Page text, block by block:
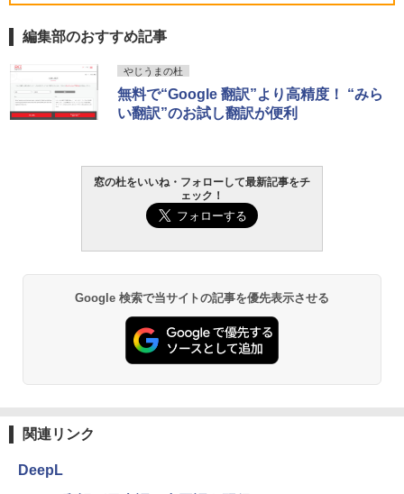
Robloxギフトカード - 800 Robux 【限
定バーチャルアイテムを含む】 【オンラ
インゲームコード】 ロブロックス | オン
ラインコード版
Microsoft Office Home & Business 202
4(最新 永続版)|オンラインコード版|Wind
ows11、10/mac対応|PC2台
定バーチャルアイテムを含む】 【オンラ
インゲームコード】 ロブロックス | オン
ラインコード版
生成AIパスポート公式テキスト 第４版
￥1,766
AIイラスト表現辞典: 思い通りの絵を引き
出す プロンプトの言葉 AI画像生成シリー
ズ (はぴーイラストLabo)
ClaudeCode いちばんやさしい 教科書:
方 マニュアル AI副業にもコンテンツ作成
にもKindle出版にも！ 非エンジニアのた
めのAIコーディング入門シリーズ
￥99
Amazon Kindle Paperwhite (16GB) 7イ
ンチディスプレイ、色調調節ライト、12
週間持続バッテリー、広告なし、ブラッ
ク
Amazon Kindle - 目に優しい、かさばら
ない、大きな画面で読みやすい、6週間持
続バッテリー、6インチディスプレイ電子
￥19,980
Kindle Paperwhite シグニチャーエディ
ション (32GB) 7インチディスプレイ、明
持続バッテリー、広告なし、メタリック
編集部のおすすめ記事
やじうまの杜
無料で“Google 翻訳”より高精度！ “みら
い翻訳”のお試し翻訳が便利
窓の杜をいいね・フォローして最新記事をチ
ェック！
Google 検索で当サイトの記事を優先表示させる
関連リンク
DeepL